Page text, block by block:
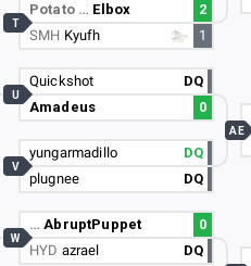
Potato … Elbox
2
SMH Kyufh 1
T
Quickshot
DQ
Amadeus
0
U
yungarmadillo
DQ
plugnee
DQ
V
…AbruptPuppet
0
HYD azrael DQ
W
AE